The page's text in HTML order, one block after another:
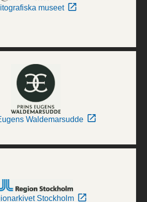
museet
Waldemarsudde
Stockholm